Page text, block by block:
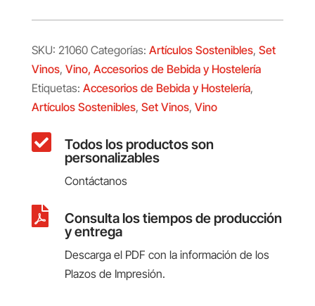
SKU: 21060 Categorías: Artículos Sostenibles, Set
Vinos, Vino, Accesorios de Bebida y Hostelería
Etiquetas: Accesorios de Bebida y Hostelería,
Artículos Sostenibles, Set Vinos, Vino
 Todos los productos son
personalizables
Contáctanos
 Consulta los tiempos de producción
y entrega
Descarga el PDF con la información de los
Plazos de Impresión.